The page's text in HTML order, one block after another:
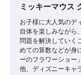
ミッキーマウス
お子様に大人気のデ
自体を楽しみながら
問題を解決していく
めての算数などが身
ーのフラワーショー
他、ディズニーキャ